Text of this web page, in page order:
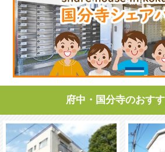
府中・国分寺のおすす